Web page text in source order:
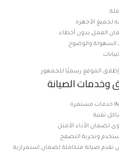
الأجهزة
العمل بدون أخطاء
السهولة والوضوح
إطلاق الموقع رسميًا للجمهور.
وخدمات الصيانة
تقنية
لضمان الأداء الأمثل
وتجربة التصفح
صيانة متكاملة لضمان استمرارية